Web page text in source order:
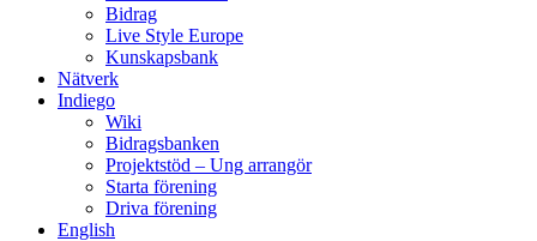
Bidrag
Live Style Europe
Kunskapsbank
Nätverk
Indiego
Wiki
Bidragsbanken
Projektstöd – Ung arrangör
Starta förening
Driva förening
English